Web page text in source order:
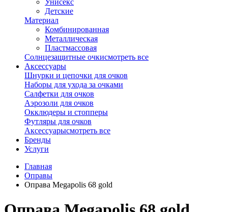
Детские
Материал
Комбинированная
Металлическая
Пластмассовая
Солнцезащитные очкисмотреть все
Аксессуары
Шнурки и цепочки для очков
Наборы для ухода за очками
Салфетки для очков
Аэрозоли для очков
Окклюдеры и стопперы
Футляры для очков
Аксессуарысмотреть все
Бренды
Услуги
Главная
Оправы
Оправа Megapolis 68 gold